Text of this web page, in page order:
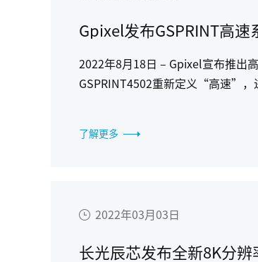
Gpixel发布GSPRINT高
2022年8月18日 – Gpixel宣布推出
GSPRINT4502重新定义“高速”，
了解更多
2022年03月03日
长光辰芯发布全新8K分辨